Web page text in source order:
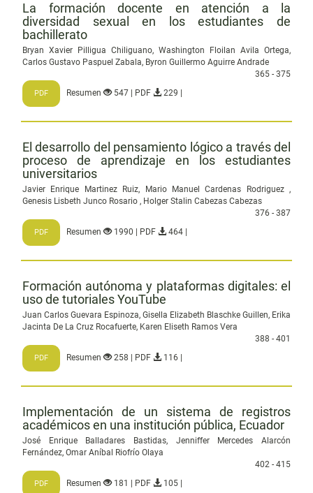
La formación docente en atención a la
diversidad sexual en los estudiantes de
bachillerato
Bryan Xavier Pilligua Chiliguano, Washington Floilan Avila Ortega,
Carlos Gustavo Paspuel Zabala, Byron Guillermo Aguirre Andrade
365 - 375
PDF Resumen 547 | PDF 229 |
El desarrollo del pensamiento lógico a través del
proceso de aprendizaje en los estudiantes
universitarios
Javier Enrique Martinez Ruiz, Mario Manuel Cardenas Rodriguez ,
Genesis Lisbeth Junco Rosario , Holger Stalin Cabezas Cabezas
376 - 387
PDF Resumen 1990 | PDF 464 |
Formación autónoma y plataformas digitales: el
uso de tutoriales YouTube
Juan Carlos Guevara Espinoza, Gisella Elizabeth Blaschke Guillen, Erika
Jacinta De La Cruz Rocafuerte, Karen Eliseth Ramos Vera
388 - 401
PDF Resumen 258 | PDF 116 |
Implementación de un sistema de registros
académicos en una institución pública, Ecuador
José Enrique Balladares Bastidas, Jenniffer Mercedes Alarcón
Fernández, Omar Aníbal Riofrío Olaya
402 - 415
PDF Resumen 181 | PDF 105 |